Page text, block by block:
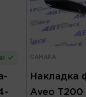
САМАРА
Накладка
Aveo